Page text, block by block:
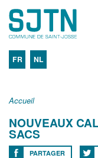
FR NL
Accueil
NOUVEAUX
SACS
PARTAGER